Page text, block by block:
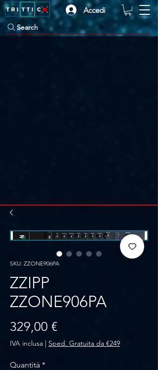
Accedi
Search
SKU: ZZONE906PA
ZZIPP
ZZONE906PA
329,00 €Prezzo
IVA inclusa | Sped. Gratuita da €249
Quantità *